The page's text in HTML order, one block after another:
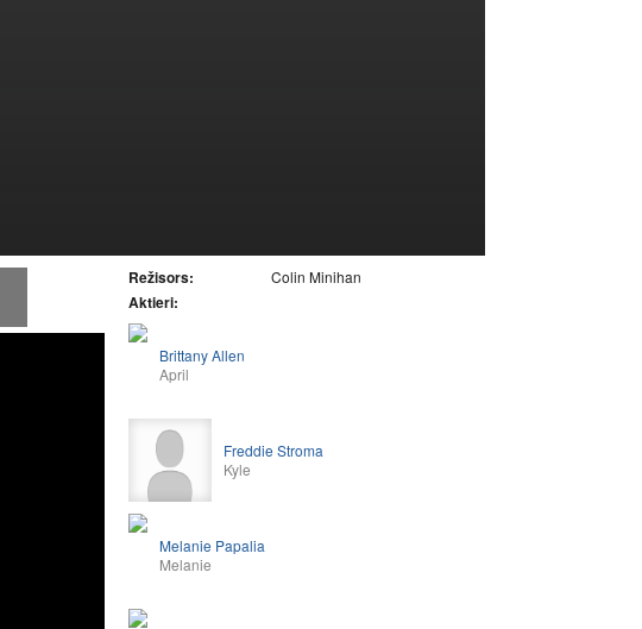
Režisors: Colin Minihan
Aktieri:
Brittany Allen
April
Freddie Stroma
Kyle
Melanie Papalia
Melanie